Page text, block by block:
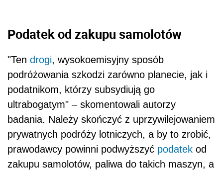
Podatek od zakupu samolotów
"Ten drogi, wysokoemisyjny sposób
podróżowania szkodzi zarówno planecie, jak i
podatnikom, którzy subsydiują go
ultrabogatym" – skomentowali autorzy
badania. Należy skończyć z uprzywilejowaniem
prywatnych podróży lotniczych, a by to zrobić,
prawodawcy powinni podwyższyć podatek od
zakupu samolotów, paliwa do takich maszyn, a